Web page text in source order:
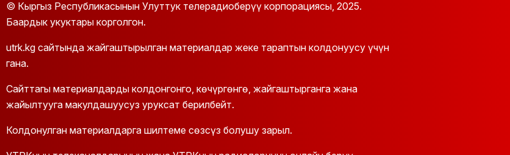
© Кыргыз Республикасынын Улуттук телерадиоберүү корпорациясы, 2025.
Баардык укуктары корголгон.
utrk.kg сайтында жайгаштырылган материалдар жеке тараптын колдонуусу үчүн
гана.
Сайттагы материалдарды колдонгонго, көчүргөнгө, жайгаштырганга жана
жайылтууга макулдашуусуз уруксат берилбейт.
Колдонулган материалдарга шилтеме сөзсүз болушу зарыл.